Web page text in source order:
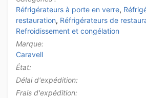
Réfrigérateurs à porte en verre,
restauration, Réfrigérateurs de
Refroidissement et congélation
Marque:
Caravell
État:
Délai d'expédition:
Frais d'expédition: